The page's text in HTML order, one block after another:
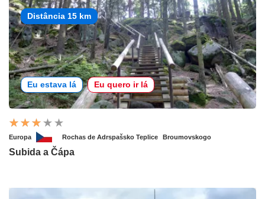
Distância 15 km
Eu estava lá Eu quero ir lá
Europa Rochas de Adrspašsko Teplice Broumovskogo
Subida a Čápa